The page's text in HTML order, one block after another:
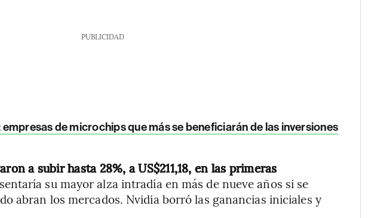
PUBLICIDAD
empresas de microchips que más se beneficiarán de las inversiones
a subir hasta 28%, a US$211,18, en las primeras
su mayor alza intradía en más de nueve años si se
abran los mercados. Nvidia borró las ganancias iniciales y